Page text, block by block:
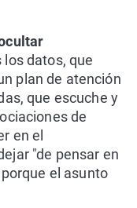
los datos, que
plan de atención
que escuche y
de
en el
"de pensar en
el asunto